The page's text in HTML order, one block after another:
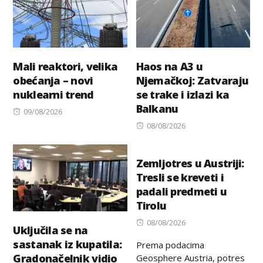
Mali reaktori, velika
obećanja – novi
nuklearni trend
Posted
09/08/2026
Haos na A3 u
Njemačkoj: Zatvaraju
se trake i izlazi ka
Balkanu
Posted
08/08/2026
Uključila se na
sastanak iz kupatila:
Gradonačelnik vidio
Zemljotres u Austriji:
Tresli se kreveti i
padali predmeti u
Tirolu
Posted
08/08/2026
Prema podacima
Geosphere Austria, potres